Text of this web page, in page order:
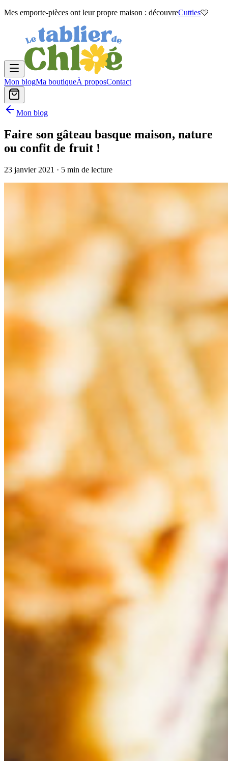
Mes emporte-pièces ont leur propre maison : découvreCutties🩵
Mon blogMa boutiqueÀ proposContact
Mon blog
Faire son gâteau basque maison, nature
ou confit de fruit !
23 janvier 2021 · 5 min de lecture